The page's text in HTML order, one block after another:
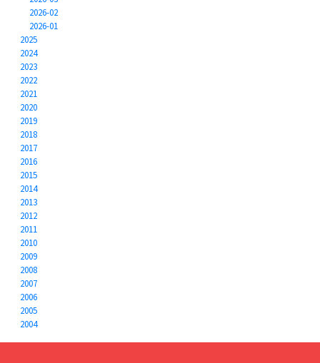
2026-02
2026-01
2025
2024
2023
2022
2021
2020
2019
2018
2017
2016
2015
2014
2013
2012
2011
2010
2009
2008
2007
2006
2005
2004